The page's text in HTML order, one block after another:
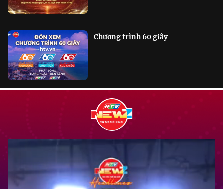
Chương trình 60 giây